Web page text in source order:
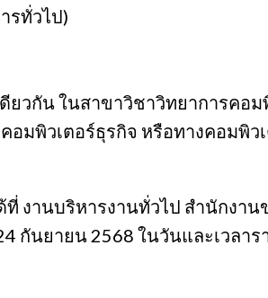
รทั่วไป)
กัน ในสาขาวิชาวิทยาการคอม
มพิวเตอร์ธุรกิจ หรือทางคอมพิว
งานบริหารงานทั่วไป สํานักงา
นยายน 2568 ในวันและเวลา